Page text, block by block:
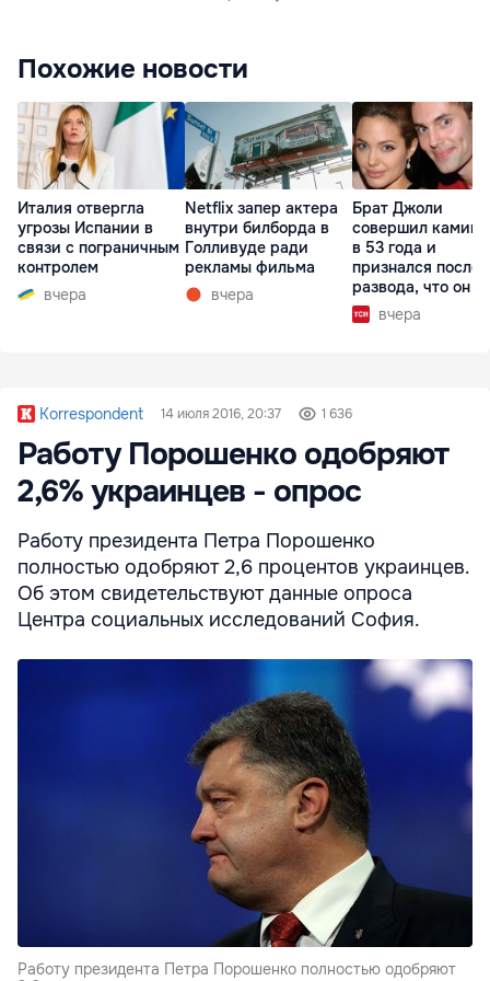
Похожие новости
Италия отвергла
угрозы Испании в
связи с пограничным
контролем
вчера
Netflix запер актера
внутри билборда в
Голливуде ради
рекламы фильма
вчера
Брат Джоли
совершил
в 53 года и
признался после
развода, что он
вчера
Korrespondent 14 июля 2016, 20:37 1 636
Работу Порошенко одобряют
2,6% украинцев - опрос
Работу президента Петра Порошенко
полностью одобряют 2,6 процентов украинцев.
Об этом свидетельствуют данные опроса
Центра социальных исследований София.
Работу президента Петра Порошенко полностью одобряют